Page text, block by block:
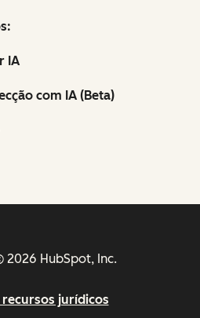
IA
com IA (Beta)
HubSpot, Inc.
jurídicos